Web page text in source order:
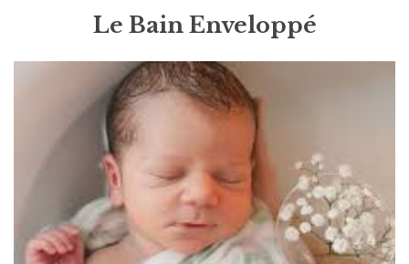
Le Bain Enveloppé